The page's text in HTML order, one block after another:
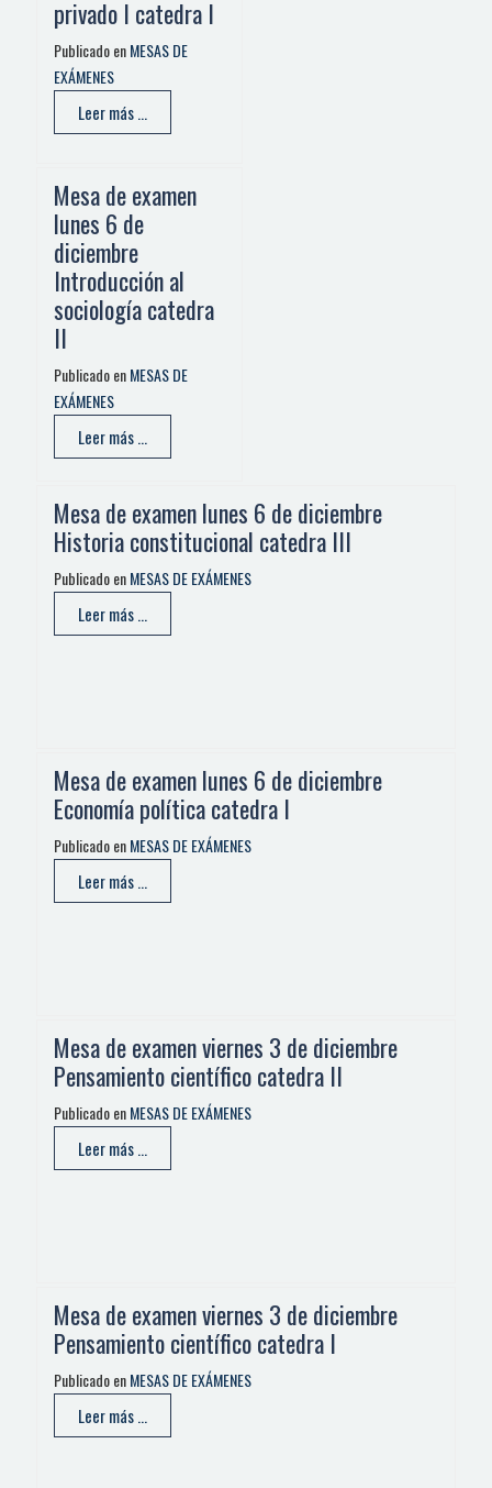
privado I catedra I
Publicado enMESAS DE
EXÁMENES
Leer más ...
Mesa de examen
lunes 6 de
diciembre
Introducción al
sociología catedra
II
Publicado enMESAS DE
EXÁMENES
Leer más ...
Mesa de examen lunes 6 de diciembre
Historia constitucional catedra III
Publicado enMESAS DE EXÁMENES
Leer más ...
Mesa de examen lunes 6 de diciembre
Economía política catedra I
Publicado enMESAS DE EXÁMENES
Leer más ...
Mesa de examen viernes 3 de diciembre
Pensamiento científico catedra II
Publicado enMESAS DE EXÁMENES
Leer más ...
Mesa de examen viernes 3 de diciembre
Pensamiento científico catedra I
Publicado enMESAS DE EXÁMENES
Leer más ...